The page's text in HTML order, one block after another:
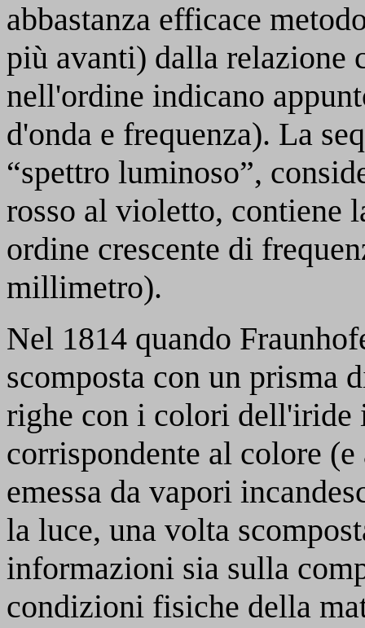
abbastanza efficace
più avanti) dalla
nell'ordine indicano
d'onda e frequenza). La
“spettro luminoso”,
rosso al violetto, contiene
ordine crescente di
millimetro).
Nel 1814 quando
scomposta con un prisma
righe con i colori dell'iride
corrispondente al colore
emessa da vapori
la luce, una volta
informazioni sia sulla
condizioni fisiche della